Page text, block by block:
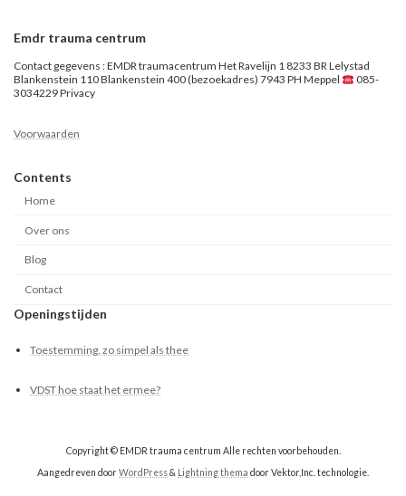
Emdr trauma centrum
Contact gegevens : EMDR traumacentrum Het Ravelijn 1 8233 BR Lelystad
Blankenstein 110 Blankenstein 400 (bezoekadres) 7943 PH Meppel
085-
3034229 Privacy
Voorwaarden
Contents
Home
Over ons
Blog
Contact
Openingstijden
Toestemming, zo simpel als thee
VDST hoe staat het ermee?
Copyright © EMDR trauma centrum Alle rechten voorbehouden.
Aangedreven doorWordPress& Lightning thema door Vektor,Inc. technologie.